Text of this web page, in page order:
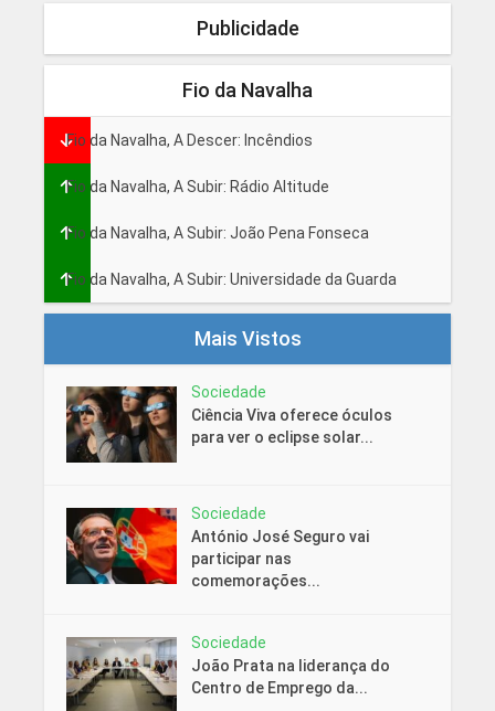
Publicidade
Fio da Navalha
Fio da Navalha, A Descer: Incêndios
Fio da Navalha, A Subir: Rádio Altitude
Fio da Navalha, A Subir: João Pena Fonseca
Fio da Navalha, A Subir: Universidade da Guarda
Mais Vistos
Sociedade
Ciência Viva oferece óculos
para ver o eclipse solar...
Sociedade
António José Seguro vai
participar nas
comemorações...
Sociedade
João Prata na liderança do
Centro de Emprego da...